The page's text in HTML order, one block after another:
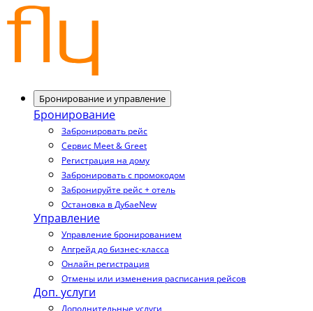
Бронирование и управление
Бронирование
Забронировать рейс
Сервис Meet & Greet
Регистрация на дому
Забронировать с промокодом
Забронируйте рейс + отель
Остановка в ДубаеNew
Управление
Управление бронированием
Апгрейд до бизнес-класса
Онлайн регистрация
Отмены или изменения расписания рейсов
Доп. услуги
Дополнительные услуги